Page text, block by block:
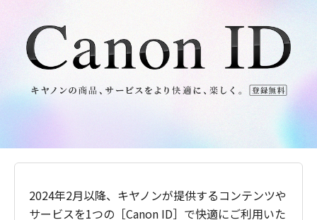
2024年2月以降、キヤノンが提供するコンテンツや
サービスを1つの［Canon ID］で快適にご利用いた